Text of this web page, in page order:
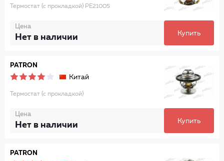
Термостат (с прокладкой) PE21005
Цена
Нет в наличии Купить
PATRON
Китай
Термостат (с прокладкой)
Цена
Нет в наличии Купить
PATRON